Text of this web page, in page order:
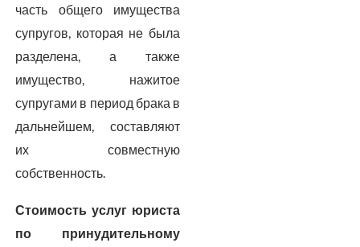
часть общего имущества
супругов, которая не была
разделена, а также
имущество, нажитое
супругами в период брака в
дальнейшем, составляют
их совместную
собственность.
Стоимость услуг юриста
по принудительному